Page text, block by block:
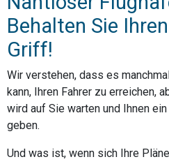
Behalten Sie
Griff!
Wir verstehen, dass es
kann, Ihren Fahrer zu erreichen,
wird auf Sie warten und Ihnen
geben.
Und was ist, wenn sich Ihre